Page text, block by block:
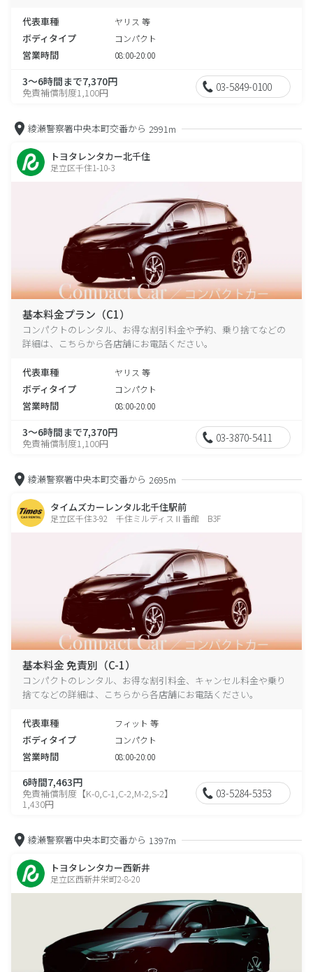
代表車種 ヤリス 等
ボディタイプ コンパクト
営業時間 08:00-20:00
3～6時間まで7,370円
免責補償制度1,100円 03-5849-0100
綾瀬警察署中央本町交番から 2991m
トヨタレンタカー北千住
足立区千住1-10-3
基本料金プラン（C1）
コンパクトのレンタル、お得な割引料金や予約、乗り捨てなどの
詳細は、こちらから各店舗にお電話ください。
代表車種 ヤリス 等
ボディタイプ コンパクト
営業時間 08:00-20:00
3～6時間まで7,370円
免責補償制度1,100円 03-3870-5411
綾瀬警察署中央本町交番から 2695m
タイムズカーレンタル北千住駅前
足立区千住3-92 千住ミルディスⅡ番館 B3F
基本料金 免責別（C-1）
コンパクトのレンタル、お得な割引料金、キャンセル料金や乗り
捨てなどの詳細は、こちらから各店舗にお電話ください。
代表車種 フィット 等
ボディタイプ コンパクト
営業時間 08:00-20:00
6時間7,463円
免責補償制度【K-0,C-1,C-2,M-2,S-2】
1,430円
03-5284-5353
綾瀬警察署中央本町交番から 1397m
トヨタレンタカー西新井
足立区西新井栄町2-8-20